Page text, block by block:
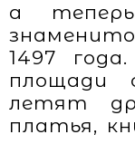
а
1497
площади
летят
платья,